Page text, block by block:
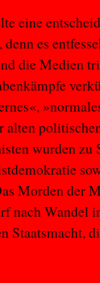
eine
es
die Medien
alten
wurden zu
Morden der
nach Wandel
Staatsmacht,